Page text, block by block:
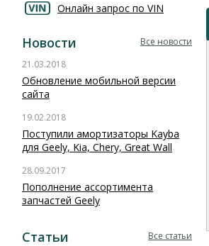
Онлайн запрос по VIN
Новости
Все новости
21.03.2018
Обновление мобильной версии
сайта
19.02.2018
Поступили амортизаторы Kayba
для Geely, Kia, Chery, Great Wall
28.09.2017
Пополнение ассортимента
запчастей Geely
Статьи
Все статьи